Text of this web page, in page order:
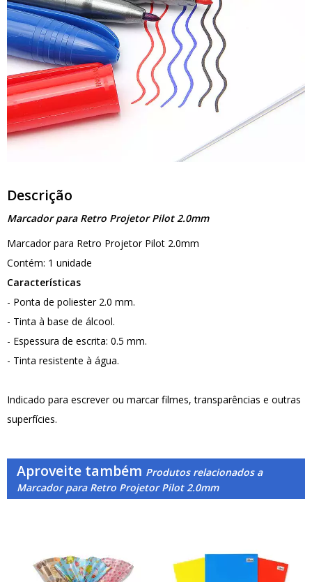
Descrição
Marcador para Retro Projetor Pilot 2.0mm
Marcador para Retro Projetor Pilot 2.0mm
Contém: 1 unidade
Características
- Ponta de poliester 2.0 mm.
- Tinta à base de álcool.
- Espessura de escrita: 0.5 mm.
- Tinta resistente à água.
Indicado para escrever ou marcar filmes, transparências e outras
superfícies.
Aproveite também Produtos relacionados a
Marcador para Retro Projetor Pilot 2.0mm